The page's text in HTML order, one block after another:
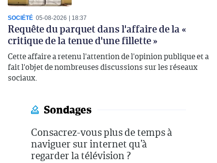
SOCIÉTÉ 05-08-2026 18:37
Requête du parquet dans l'affaire de la «
critique de la tenue d'une fillette »
Cette affaire a retenu l'attention de l'opinion publique et a
fait l'objet de nombreuses discussions sur les réseaux
sociaux.
Sondages
Consacrez-vous plus de temps à
naviguer sur internet qu’à
regarder la télévision ?